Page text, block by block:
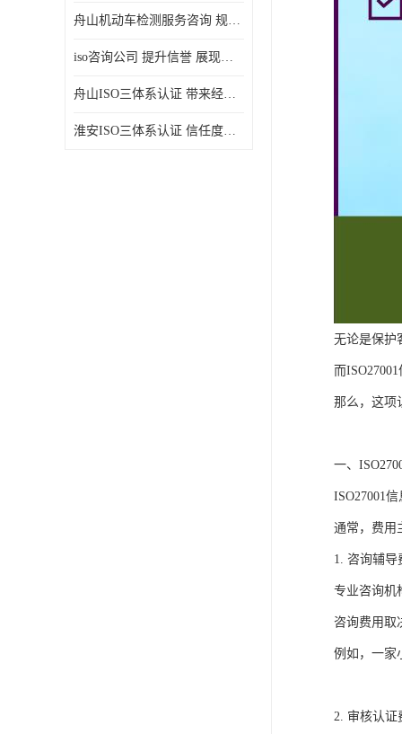
舟山机动车检测服务咨询 规范管理技术 具备市场竞争能力
iso咨询公司 提升信誉 展现企业文化
舟山ISO三体系认证 带来经济效益 带来可以信赖的良好印象
淮安ISO三体系认证 信任度增加 具备市场竞争能力
无论是保护
而
那么，这项
一、
ISO27001
通常，费用
1. 咨询辅
专业咨询机
咨询费用取
例如，一家
2. 审核认证